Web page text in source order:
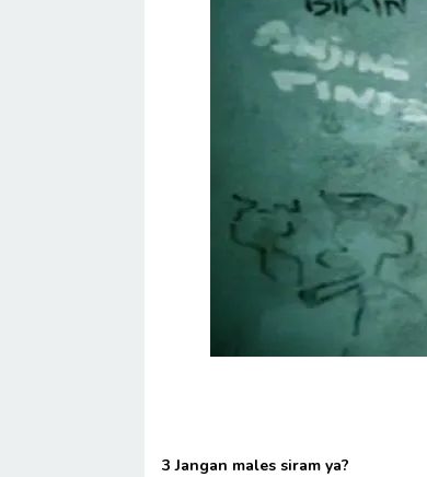
3 Jangan males siram ya?